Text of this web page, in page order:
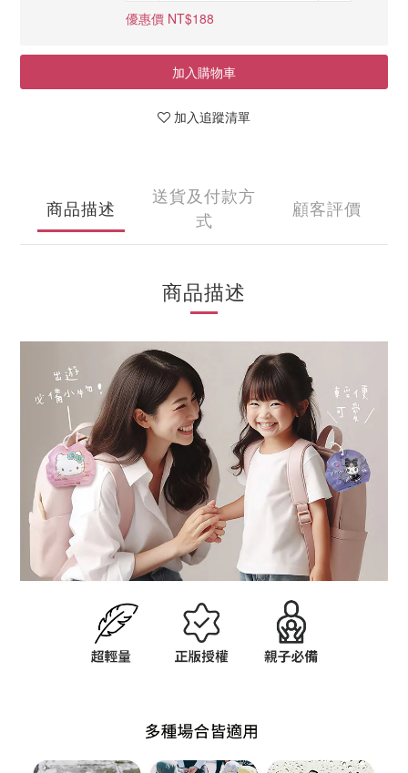
優惠價 NT$188
加入購物車
加入追蹤清單
商品描述
送貨及付款方
式
顧客評價
商品描述